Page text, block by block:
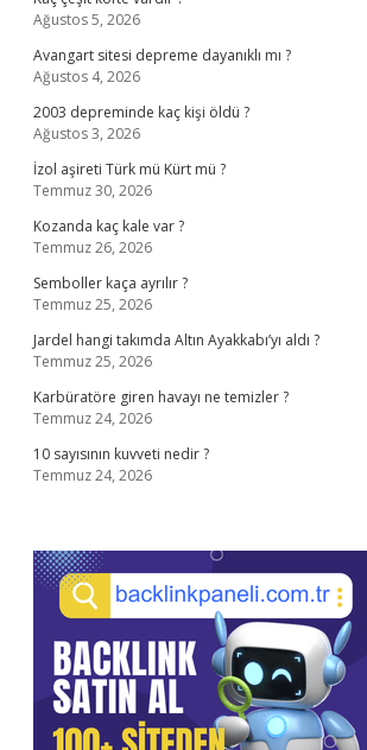
Ağustos 5, 2026
Avangart sitesi depreme dayanıklı mı ?
Ağustos 4, 2026
2003 depreminde kaç kişi öldü ?
Ağustos 3, 2026
İzol aşireti Türk mü Kürt mü ?
Temmuz 30, 2026
Kozanda kaç kale var ?
Temmuz 26, 2026
Semboller kaça ayrılır ?
Temmuz 25, 2026
Jardel hangi takımda Altın Ayakkabı’yı aldı ?
Temmuz 25, 2026
Karbüratöre giren havayı ne temizler ?
Temmuz 24, 2026
10 sayısının kuvveti nedir ?
Temmuz 24, 2026